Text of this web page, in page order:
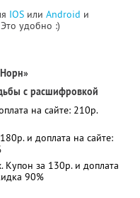
IOS или Android и
удобно :)
Норн»
с расшифровкой
на сайте: 210р.
и доплата на сайте:
Купон за 130р. и доплата
90%